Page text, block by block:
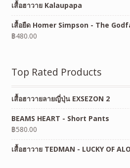
เสื้อฮาวาย Kalaupapa
เสื้อยืด Homer Simpson - The
฿480.00
Top Rated Products
เสื้อฮาวายลายญี่ปุ่น EXSEZON 2
BEAMS HEART - Short Pants
฿580.00
เสื้อฮาวาย TEDMAN - LUCKY OF